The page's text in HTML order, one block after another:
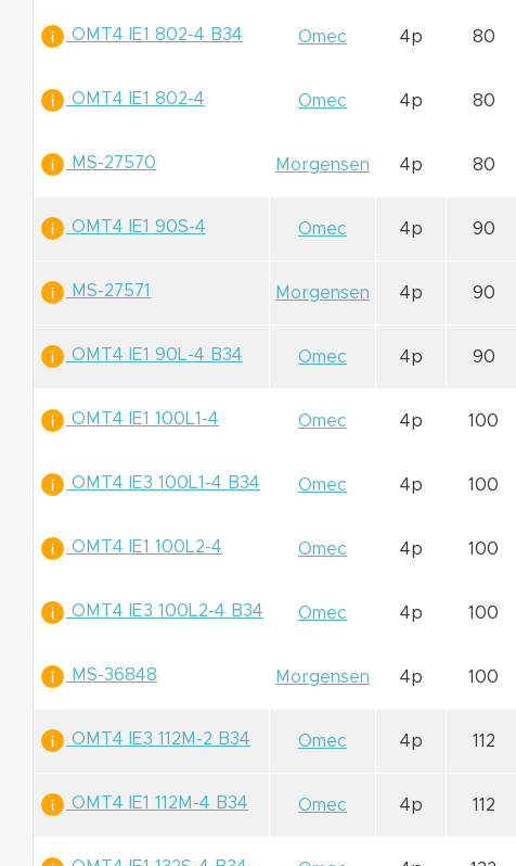
OMT4 IE1 802-4 B34 Omec 4p 80
OMT4 IE1 802-4 Omec 4p 80
MS-27570 Morgensen 4p 80
OMT4 IE1 90S-4 Omec 4p 90
MS-27571 Morgensen 4p 90
OMT4 IE1 90L-4 B34 Omec 4p 90
OMT4 IE1 100L1-4 Omec 4p 100
OMT4 IE3 100L1-4 B34 Omec 4p 100
OMT4 IE1 100L2-4 Omec 4p 100
OMT4 IE3 100L2-4 B34 Omec 4p 100
MS-36848 Morgensen 4p 100
OMT4 IE3 112M-2 B34 Omec 4p 112
OMT4 IE1 112M-4 B34 Omec 4p 112